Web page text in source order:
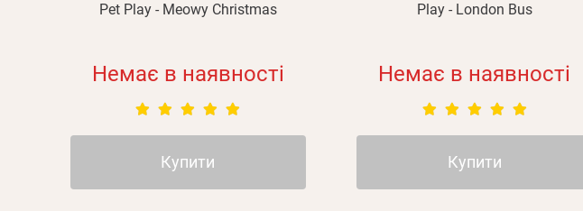
Pet Play - Meowy Christmas
Немає в наявності
Купити
Play - London Bus
Немає в наявності
Купити